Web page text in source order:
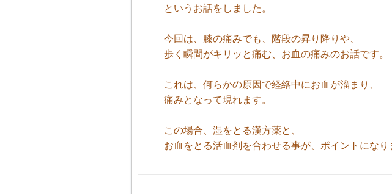
というお話をしました。
今回は、膝の痛みでも、階段の昇り降りや、
歩く瞬間がキリッと痛む、お血の痛みのお話です。
これは、何らかの原因で経絡中にお血が溜まり、
痛みとなって現れます。
この場合、湿をとる漢方薬と、
お血をとる活血剤を合わせる事が、ポイントになり